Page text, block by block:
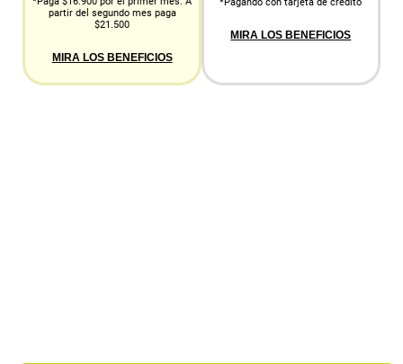
partir del segundo mes paga
$21.500
MIRA LOS BENEFICIOS
MIRA LOS BENEFICIOS